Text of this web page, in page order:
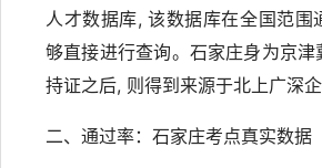
人才数据库, 该数据库在全国范围
够直接进行查询。石家庄身为京津
持证之后, 则得到来源于北上广深企
二、通过率：石家庄考点真实数据